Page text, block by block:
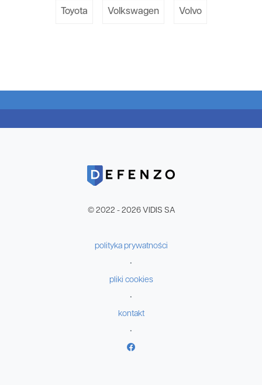
Toyota Volkswagen Volvo
© 2022 - 2026 VIDIS SA
polityka prywatności
•
pliki cookies
•
kontakt
•